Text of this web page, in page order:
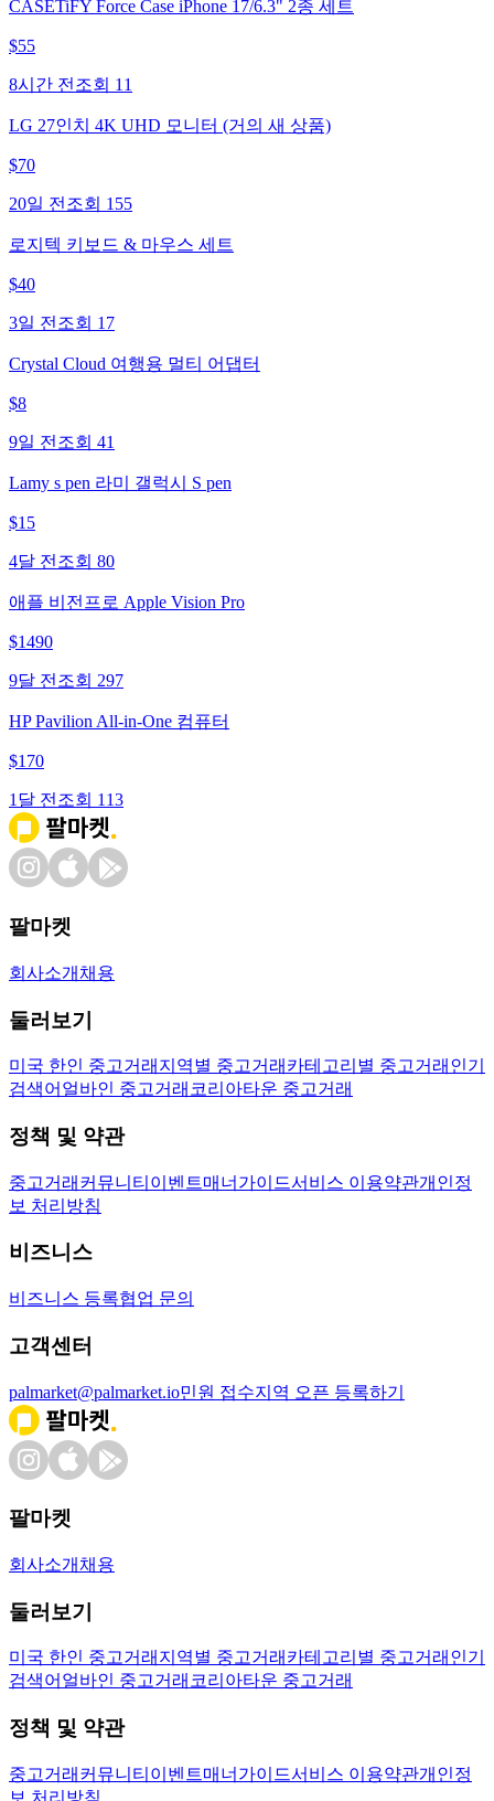
CASETiFY Force Case iPhone 17/6.3" 2종 세트
$55
8시간 전 조회 11
LG 27인치 4K UHD 모니터 (거의 새 상품)
$70
20일 전 조회 155
로지텍 키보드 & 마우스 세트
$40
3일 전 조회 17
Crystal Cloud 여행용 멀티 어댑터
$8
9일 전 조회 41
Lamy s pen 라미 갤럭시 S pen
$15
4달 전 조회 80
애플 비전프로 Apple Vision Pro
$1490
9달 전 조회 297
HP Pavilion All-in-One 컴퓨터
$170
1달 전 조회 113
팔마켓
회사소개 채용
둘러보기
미국 한인 중고거래 지역별 중고거래 카테고리별 중고거래 인기
검색어 얼바인 중고거래 코리아타운 중고거래
정책 및 약관
중고거래 커뮤니티 이벤트매너가이드서비스 이용약관개인정
보 처리방침
비즈니스
비즈니스 등록협업 문의
고객센터
palmarket@palmarket.io민원 접수지역 오픈 등록하기
팔마켓
회사소개 채용
둘러보기
미국 한인 중고거래 지역별 중고거래 카테고리별 중고거래 인기
검색어 얼바인 중고거래 코리아타운 중고거래
정책 및 약관
중고거래 커뮤니티 이벤트매너가이드서비스 이용약관개인정
보 처리방침